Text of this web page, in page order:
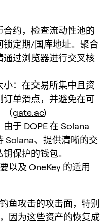
约，检查流动性池的
锁定期/国库地址。聚合
过浏览器进行交叉核
：在交易所集中且资
单滑点，并避免在可
（gate.ac)
于 DOPE 在 Solana
Solana、提供清晰的交
保护的钱包。
以及 OneKey 的适用
鱼攻击的攻击面，特别
因为这些资产的恢复成